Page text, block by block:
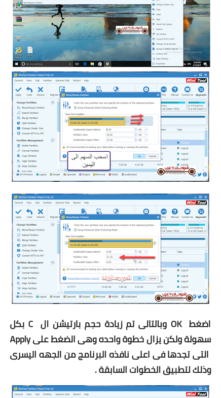
اضغط OK وبالتالى تم زيادة حجم بارتيشن ال C بكل
سهولة ولكن يزال خطوة واحده وهى الضغط علىApply
التى تجدها فى اعلى نافذه البرنامج من الجهه اليسرى
وذلك لتطبيق الخطوات السابقة .